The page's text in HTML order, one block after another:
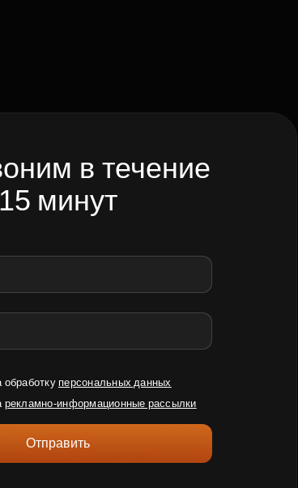
в течение
15 минут
персональных данных
рекламно-информационные рассылки
Отправить